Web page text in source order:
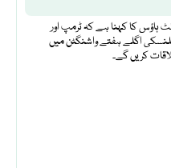
ہاؤس کا کہنا ہے کہ ٹرمپ اور
اگلے ہفتے واشنگٹن میں
کریں گے۔